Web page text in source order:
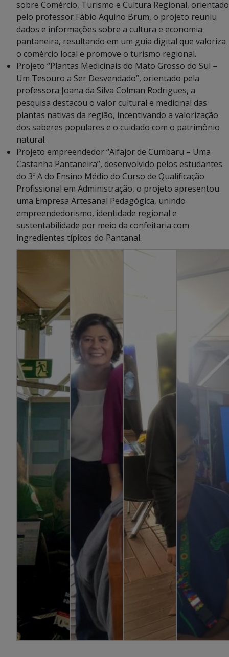
sobre Comércio, Turismo e Cultura Regional, orientado
pelo professor Fábio Aquino Brum, o projeto reuniu
dados e informações sobre a cultura e economia
pantaneira, resultando em um guia digital que valoriza
o comércio local e promove o turismo regional.
Projeto “Plantas Medicinais do Mato Grosso do Sul –
Um Tesouro a Ser Desvendado”, orientado pela
professora Joana da Silva Colman Rodrigues, a
pesquisa destacou o valor cultural e medicinal das
plantas nativas da região, incentivando a valorização
dos saberes populares e o cuidado com o patrimônio
natural.
Projeto empreendedor “Alfajor de Cumbaru – Uma
Castanha Pantaneira”, desenvolvido pelos estudantes
do 3º A do Ensino Médio do Curso de Qualificação
Profissional em Administração, o projeto apresentou
uma Empresa Artesanal Pedagógica, unindo
empreendedorismo, identidade regional e
sustentabilidade por meio da confeitaria com
ingredientes típicos do Pantanal.